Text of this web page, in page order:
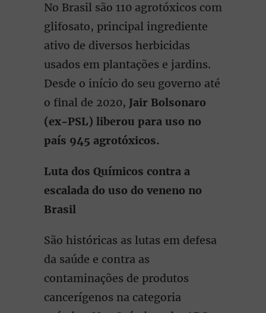
No Brasil são 110 agrotóxicos com
glifosato, principal ingrediente
ativo de diversos herbicidas
usados em plantações e jardins.
Desde o início do seu governo até
o final de 2020, Jair Bolsonaro
(ex-PSL) liberou para uso no
país 945 agrotóxicos.
Luta dos Químicos contra a
escalada do uso do veneno no
Brasil
São históricas as lutas em defesa
da saúde e contra as
contaminações de produtos
cancerígenos na categoria